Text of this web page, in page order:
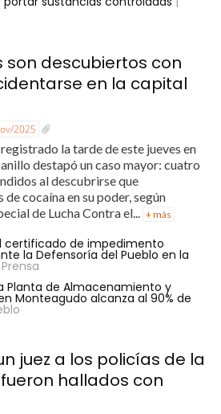
son descubiertos con
en la capital
2025
la tarde de este jueves en
destapó un caso mayor: cuatro
al descubrirse que
cocaína en su poder, según
de Lucha Contra el... + más
certificado de impedimento
la Defensoría del Pueblo en la
Planta de Almacenamiento y
Monteagudo alcanza al 90% de
juez a los policías de la
hallados con